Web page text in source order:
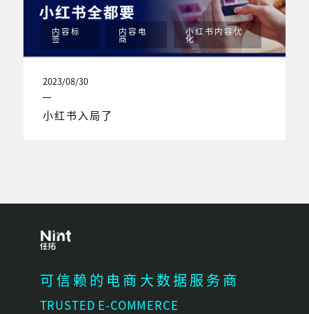
内容标
签
内容电
商
小红书内容优
化
2023/08/30
小红书入局了
可信赖的电商大数据服务商
TRUSTED E-COMMERCE